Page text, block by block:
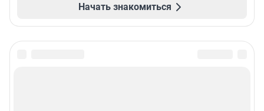
Начать знакомиться